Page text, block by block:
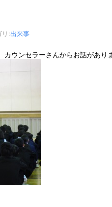
リ:出来事
カウンセラーさんからお話があり